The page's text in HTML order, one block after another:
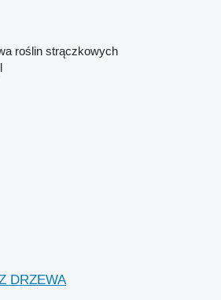
roślin strączkowych
DRZEWA